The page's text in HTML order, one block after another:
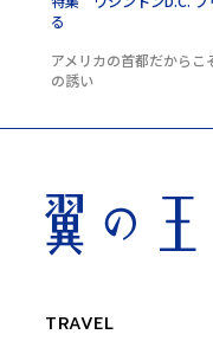
る
アメリカの首都だから
の誘い
TRAVEL